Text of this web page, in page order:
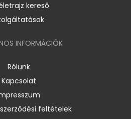
kereső
INFORMÁCIÓK
Rólunk
Kapcsolat
feltételek